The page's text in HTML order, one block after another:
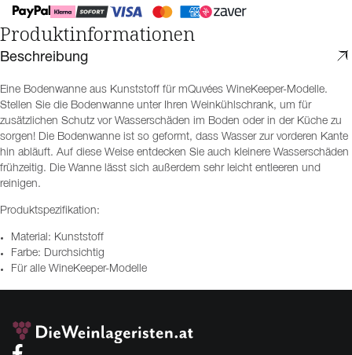
Produktinformationen
Beschreibung
Eine Bodenwanne aus Kunststoff für mQuvées WineKeeper-Modelle.
Stellen Sie die Bodenwanne unter Ihren Weinkühlschrank, um für
zusätzlichen Schutz vor Wasserschäden im Boden oder in der Küche zu
sorgen! Die Bodenwanne ist so geformt, dass Wasser zur vorderen Kante
hin abläuft. Auf diese Weise entdecken Sie auch kleinere Wasserschäden
frühzeitig. Die Wanne lässt sich außerdem sehr leicht entleeren und
reinigen.
Produktspezifikation:
Material: Kunststoff
Farbe: Durchsichtig
Für alle WineKeeper-Modelle